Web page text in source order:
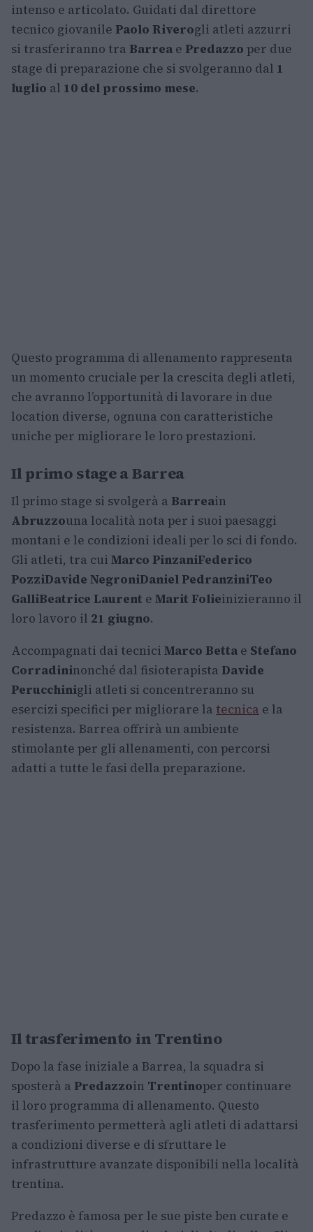
intenso e articolato. Guidati dal direttore
tecnico giovanile Paolo Riverogli atleti azzurri
si trasferiranno tra Barrea e Predazzo per due
stage di preparazione che si svolgeranno dal 1
luglio al 10 del prossimo mese.
Questo programma di allenamento rappresenta
un momento cruciale per la crescita degli atleti,
che avranno l’opportunità di lavorare in due
location diverse, ognuna con caratteristiche
uniche per migliorare le loro prestazioni.
Il primo stage a Barrea
Il primo stage si svolgerà a Barreain
Abruzzouna località nota per i suoi paesaggi
montani e le condizioni ideali per lo sci di fondo.
Gli atleti, tra cui Marco PinzaniFederico
PozziDavide NegroniDaniel PedranziniTeo
GalliBeatrice Laurent e Marit Folieinizieranno il
loro lavoro il 21 giugno.
Accompagnati dai tecnici Marco Betta e Stefano
Corradininonché dal fisioterapista Davide
Perucchinigli atleti si concentreranno su
esercizi specifici per migliorare la tecnica e la
resistenza. Barrea offrirà un ambiente
stimolante per gli allenamenti, con percorsi
adatti a tutte le fasi della preparazione.
Il trasferimento in Trentino
Dopo la fase iniziale a Barrea, la squadra si
sposterà a Predazzoin Trentinoper continuare
il loro programma di allenamento. Questo
trasferimento permetterà agli atleti di adattarsi
a condizioni diverse e di sfruttare le
infrastrutture avanzate disponibili nella località
trentina.
Predazzo è famosa per le sue piste ben curate e